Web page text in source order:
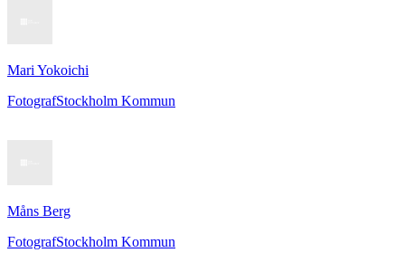
Mari Yokoichi
FotografStockholm Kommun
Måns Berg
FotografStockholm Kommun